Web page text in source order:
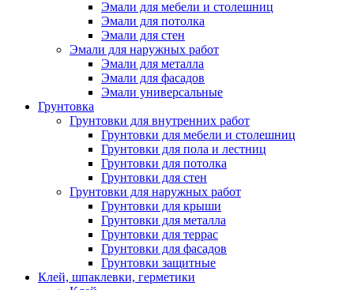
Эмали для мебели и столешниц
Эмали для потолка
Эмали для стен
Эмали для наружных работ
Эмали для металла
Эмали для фасадов
Эмали универсальные
Грунтовка
Грунтовки для внутренних работ
Грунтовки для мебели и столешниц
Грунтовки для пола и лестниц
Грунтовки для потолка
Грунтовки для стен
Грунтовки для наружных работ
Грунтовки для крыши
Грунтовки для металла
Грунтовки для террас
Грунтовки для фасадов
Грунтовки защитные
Клей, шпаклевки, герметики